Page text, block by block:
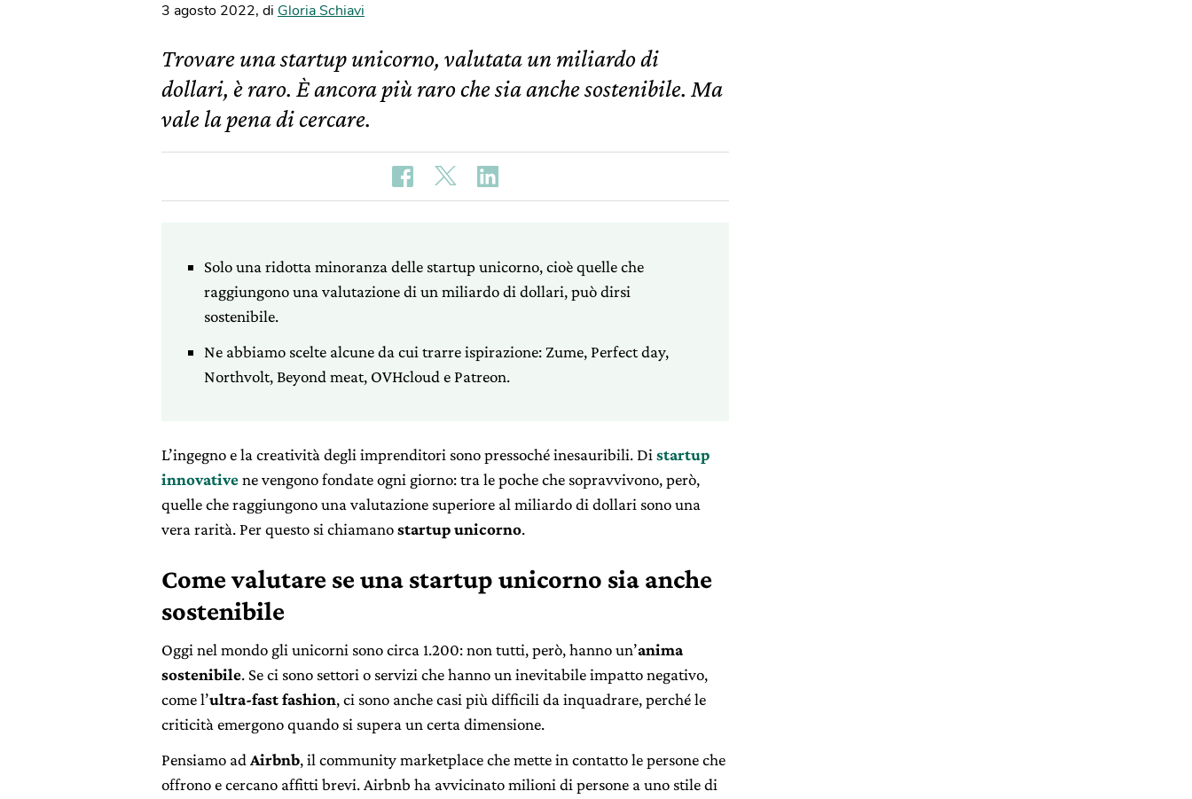
3 agosto 2022, di Gloria Schiavi
Trovare una startup unicorno, valutata un miliardo di
dollari, è raro. È ancora più raro che sia anche sostenibile. Ma
vale la pena di cercare.
Solo una ridotta minoranza delle startup unicorno, cioè quelle che
raggiungono una valutazione di un miliardo di dollari, può dirsi
sostenibile.
Ne abbiamo scelte alcune da cui trarre ispirazione: Zume, Perfect day,
Northvolt, Beyond meat, OVHcloud e Patreon.
L’ingegno e la creatività degli imprenditori sono pressoché inesauribili. Di startup
innovativene vengono fondate ogni giorno: tra le poche che sopravvivono, però,
quelle che raggiungono una valutazione superiore al miliardo di dollari sono una
vera rarità. Per questo si chiamanostartup unicorno.
Come valutare se una startup unicorno sia anche
sostenibile
Oggi nel mondo gli unicorni sono circa 1.200: non tutti, però, hanno un’anima
sostenibile. Se ci sono settori o servizi che hanno un inevitabile impatto negativo,
come l’ultra-fast fashion, ci sono anche casi più difficili da inquadrare, perché le
criticità emergono quando si supera un certa dimensione.
Pensiamo ad Airbnb, il community marketplace che mette in contatto le persone che
offrono e cercano affitti brevi. Airbnb ha avvicinato milioni di persone a uno stile di